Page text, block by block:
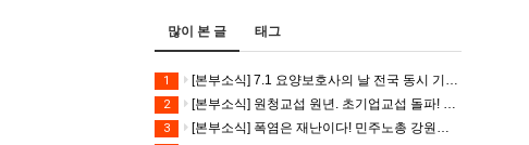
많이 본 글 태그
1 [본부소식] 7.1 요양보호사의 날 전국 동시 기자회견
2 [본부소식] 원청교섭 원년. 초기업교섭 돌파! 모든 노동자의 노동기본권 쟁취! 민주노총 7.15 총파업대회
3 [본부소식] 폭염은 재난이다! 민주노총 강원지역본부 폭염감시단 선포 기자회견